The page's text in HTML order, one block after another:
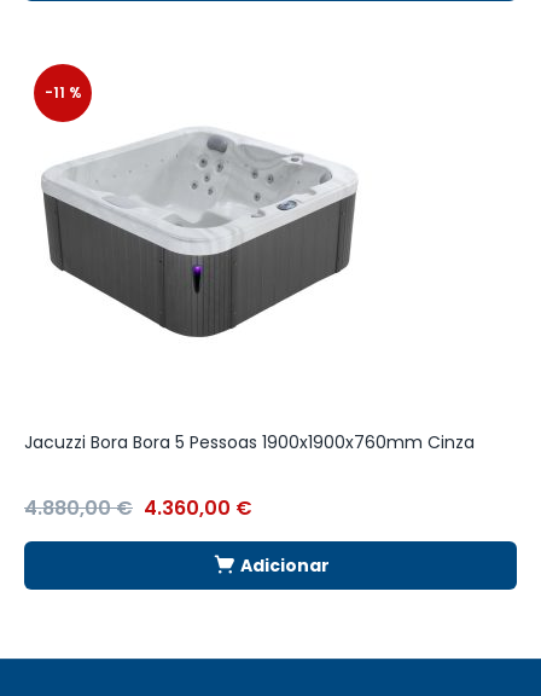
-11 %
Jacuzzi Bora Bora 5 Pessoas 1900x1900x760mm Cinza
4.880,00€ 4.360,00 €
Adicionar